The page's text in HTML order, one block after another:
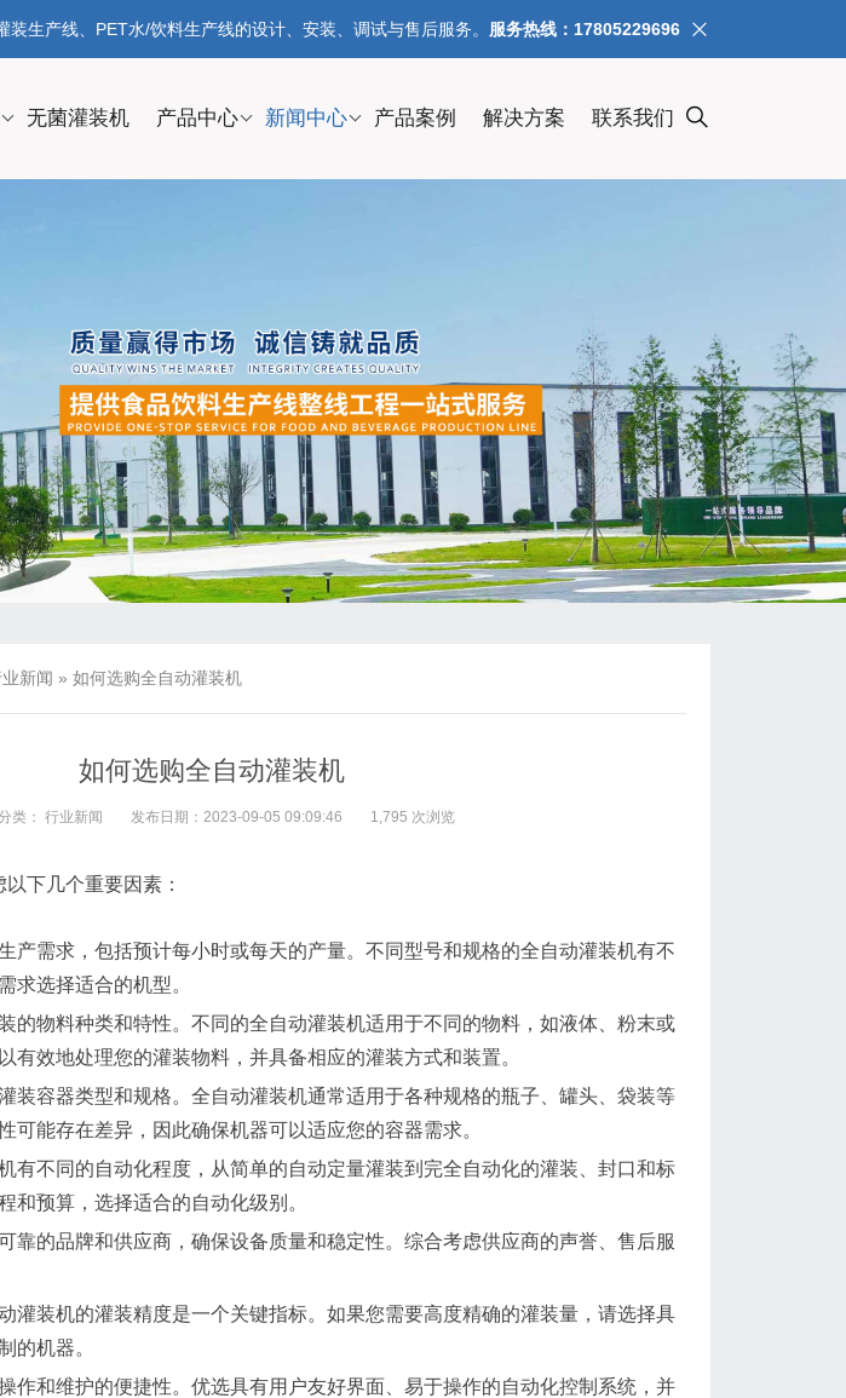
生产线、PET水/饮料生产线的设计、安装、调试与售后服务。 服务热线：17805229696
无菌灌装机 产品中心 新闻中心 产品案例 解决方案 联系我们
新闻 » 如何选购全自动灌装机
如何选购全自动灌装机
类： 行业新闻 发布日期：2023-09-05 09:09:46 1,795 次浏览
下几个重要因素：
产需求，包括预计每小时或每天的产量。不同型号和规格的全自动灌装机有不
求选择适合的机型。
的物料种类和特性。不同的全自动灌装机适用于不同的物料，如液体、粉末或
有效地处理您的灌装物料，并具备相应的灌装方式和装置。
装容器类型和规格。全自动灌装机通常适用于各种规格的瓶子、罐头、袋装等
可能存在差异，因此确保机器可以适应您的容器需求。
有不同的自动化程度，从简单的自动定量灌装到完全自动化的灌装、封口和标
和预算，选择适合的自动化级别。
靠的品牌和供应商，确保设备质量和稳定性。综合考虑供应商的声誉、售后服
灌装机的灌装精度是一个关键指标。如果您需要高度精确的灌装量，请选择具
的机器。
作和维护的便捷性。优选具有用户友好界面、易于操作的自动化控制系统，并